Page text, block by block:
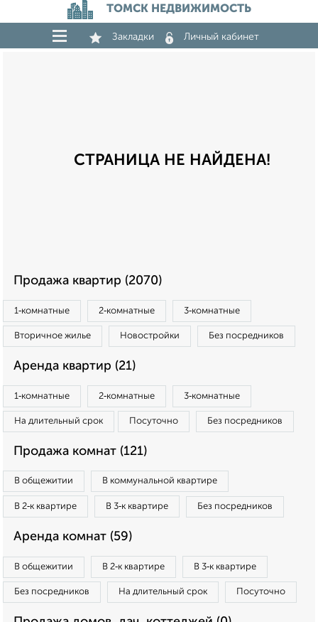
ТОМСК НЕДВИЖИМОСТЬ
Закладки Личный кабинет
СТРАНИЦА НЕ НАЙДЕНА!
Продажа квартир (2070)
1‑комнатные 2‑комнатные 3‑комнатные
Вторичное жилье Новостройки Без посредников
Аренда квартир (21)
1‑комнатные 2‑комнатные 3‑комнатные
На длительный срок Посуточно Без посредников
Продажа комнат (121)
В общежитии В коммунальной квартире
В 2‑к квартире В 3‑к квартире Без посредников
Аренда комнат (59)
В общежитии В 2‑к квартире В 3‑к квартире
Без посредников На длительный срок Посуточно